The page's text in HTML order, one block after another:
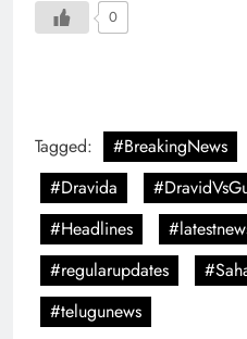
0
Tagged: #BreakingNews
#Dravida
#Headlines
#regularupdates
#telugunews